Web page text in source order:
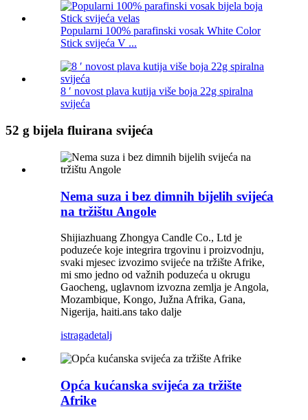
Popularni 100% parafinski vosak White Color
Stick svijeća V ...
8 ′ novost plava kutija više boja 22g spiralna
svijeća
52 g bijela fluirana svijeća
Nema suza i bez dimnih bijelih svijeća
na tržištu Angole
Shijiazhuang Zhongya Candle Co., Ltd je
poduzeće koje integrira trgovinu i proizvodnju,
svaki mjesec izvozimo svijeće na tržište Afrike,
mi smo jedno od važnih poduzeća u okrugu
Gaocheng, uglavnom izvozna zemlja je Angola,
Mozambique, Kongo, Južna Afrika, Gana,
Nigerija, haiti.ans tako dalje
istragadetalj
Opća kućanska svijeća za tržište
Afrike